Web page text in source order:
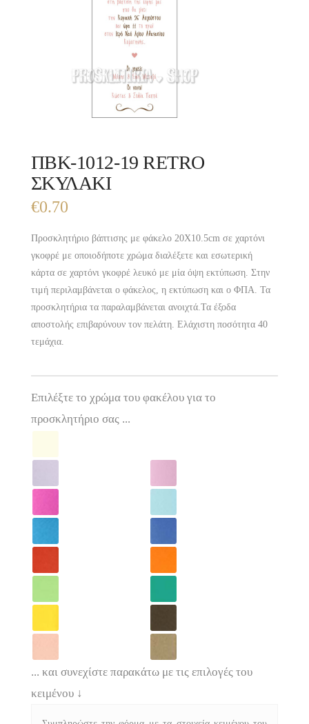
ΠΒΚ-1012-19 RETRO
ΣΚΥΛΑΚΙ
€0.70
Προσκλητήριο βάπτισης με φάκελο 20Χ10.5cm σε χαρτόνι
γκοφρέ με οποιοδήποτε χρώμα διαλέξετε και εσωτερική
κάρτα σε χαρτόνι γκοφρέ λευκό με μία όψη εκτύπωση. Στην
τιμή περιλαμβάνεται ο φάκελος, η εκτύπωση και ο ΦΠΑ. Τα
προσκλητήρια τα παραλαμβάνεται ανοιχτά.Τα έξοδα
αποστολής επιβαρύνουν τον πελάτη. Ελάχιστη ποσότητα 40
τεμάχια.
Επιλέξτε το χρώμα του φακέλου για το
προσκλητήριο σας ...
... και συνεχίστε παρακάτω με τις επιλογές του
κειμένου ↓